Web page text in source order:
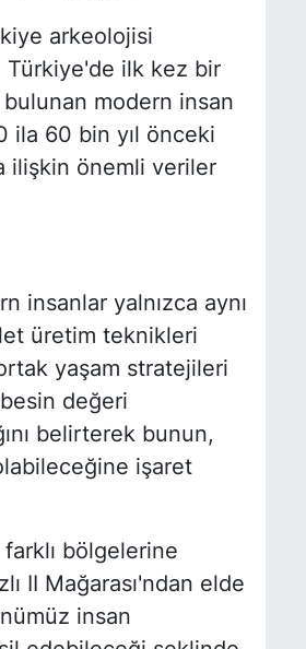
arkeolojisi
Türkiye'de ilk kez bir
modern insan
ila 60 bin yıl önceki
ilişkin önemli veriler
insanlar yalnızca aynı
üretim teknikleri
yaşam stratejileri
değeri
belirterek bunun,
işaret
farklı bölgelerine
II Mağarası'ndan elde
insan